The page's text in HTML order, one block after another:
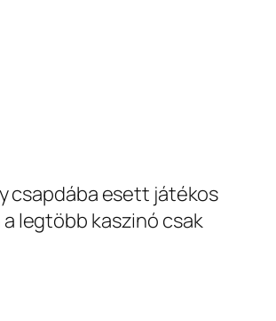
csapdába esett játékos
legtöbb kaszinó csak